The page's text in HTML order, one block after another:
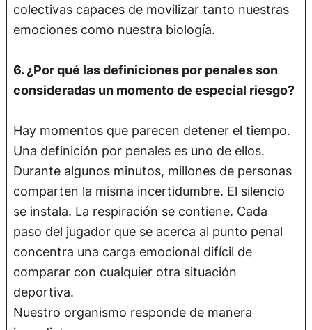
colectivas capaces de movilizar tanto nuestras
emociones como nuestra biología.
6. ¿Por qué las definiciones por penales son
consideradas un momento de especial riesgo?
Hay momentos que parecen detener el tiempo.
Una definición por penales es uno de ellos.
Durante algunos minutos, millones de personas
comparten la misma incertidumbre. El silencio
se instala. La respiración se contiene. Cada
paso del jugador que se acerca al punto penal
concentra una carga emocional difícil de
comparar con cualquier otra situación
deportiva.
Nuestro organismo responde de manera